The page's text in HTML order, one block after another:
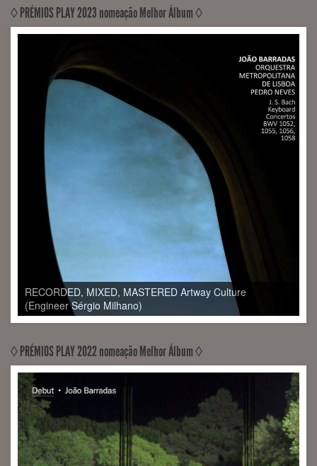
◊ PRÉMIOS PLAY 2023 nomeação Melhor Álbum ◊
◊ PRÉMIOS PLAY 2022 nomeação Melhor Álbum ◊